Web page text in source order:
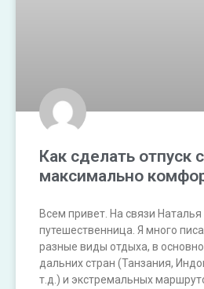
Как сделать
максимально
Всем привет. На связи
путешественница. Я много
разные виды отдыха, в
дальних стран (Танзания,
т.д.) и экстремальных